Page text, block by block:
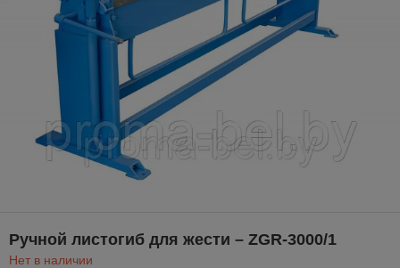
Ручной листогиб для жести – ZGR-3000/1
Нет в наличии